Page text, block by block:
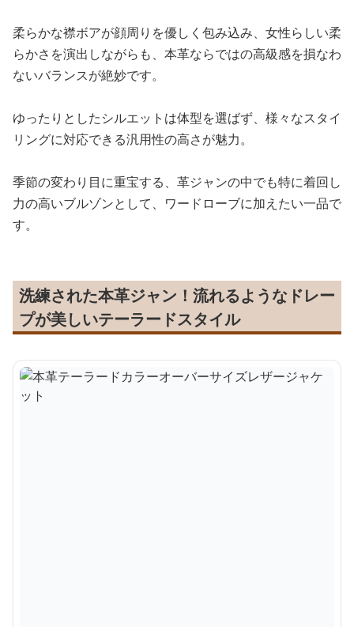
柔らかな襟ボアが顔周りを優しく包み込み、女性らしい柔
らかさを演出しながらも、本革ならではの高級感を損なわ
ないバランスが絶妙です。
ゆったりとしたシルエットは体型を選ばず、様々なスタイ
リングに対応できる汎用性の高さが魅力。
季節の変わり目に重宝する、革ジャンの中でも特に着回し
力の高いブルゾンとして、ワードローブに加えたい一品で
す。
洗練された本革ジャン！流れるようなドレー
プが美しいテーラードスタイル